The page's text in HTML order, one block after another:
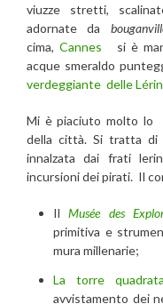
viuzze stretti,
adornate da
cima, Cannes
si è
acque smeraldo
verdeggiante delle
Mi è piaciuto molto lo
della città. Si tratta di
innalzata dai frati
incursioni dei pirati. Il
IlMusée des
primitiva e
mura millenarie;
La torre
avvistamento dei